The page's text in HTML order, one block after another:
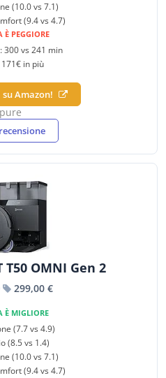
(10.0 vs 7.1)
(9.4 vs 4.7)
È PEGGIORE
300 vs 241 min
in più
Amazon!
T50 OMNI Gen 2
299,00 €
È MIGLIORE
(7.7 vs 4.9)
(8.5 vs 1.4)
(10.0 vs 7.1)
(9.4 vs 4.7)